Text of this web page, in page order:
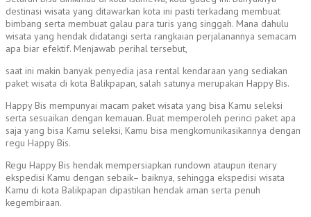
destinasi wisata yang ditawarkan kota ini pasti terkadang membuat
bimbang serta membuat galau para turis yang singgah. Mana dahulu
wisata yang hendak didatangi serta rangkaian perjalanannya semacam
apa biar efektif. Menjawab perihal tersebut,
saat ini makin banyak penyedia jasa rental kendaraan yang sediakan
paket wisata di kota Balikpapan, salah satunya merupakan Happy Bis.
Happy Bis mempunyai macam paket wisata yang bisa Kamu seleksi
serta sesuaikan dengan kemauan. Buat memperoleh perinci paket apa
saja yang bisa Kamu seleksi, Kamu bisa mengkomunikasikannya dengan
regu Happy Bis.
Regu Happy Bis hendak mempersiapkan rundown ataupun itenary
ekspedisi Kamu dengan sebaik– baiknya, sehingga ekspedisi wisata
Kamu di kota Balikpapan dipastikan hendak aman serta penuh
kegembiraan.